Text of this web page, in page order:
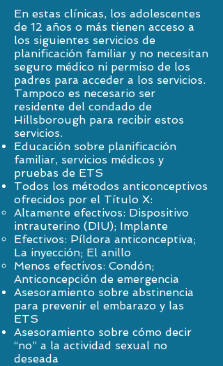
En estas clínicas, los adolescentes
de 12 años o más tienen acceso a
los siguientes servicios de
planificación familiar y no necesitan
seguro médico ni permiso de los
padres para acceder a los servicios.
Tampoco es necesario ser
residente del condado de
Hillsborough para recibir estos
servicios.
Educación sobre planificación
familiar, servicios médicos y
pruebas de ETS
Todos los métodos anticonceptivos
ofrecidos por el Título X:
Altamente efectivos: Dispositivo
intrauterino (DIU); Implante
Efectivos: Píldora anticonceptiva;
La inyección; El anillo
Menos efectivos: Condón;
Anticoncepción de emergencia
Asesoramiento sobre abstinencia
para prevenir el embarazo y las
ETS
Asesoramiento sobre cómo decir
“no” a la actividad sexual no
deseada